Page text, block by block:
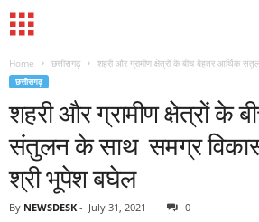
Home छत्तीसगढ़ शहरी और ग्रामीण क्षेत्रों के बीच बेहतर आर्थिक
छत्तीसगढ़
शहरी और ग्रामीण क्षेत्रों के
संतुलन के साथ समग्र विकास
श्री भूपेश बघेल
By NEWSDESK - July 31, 2021 0